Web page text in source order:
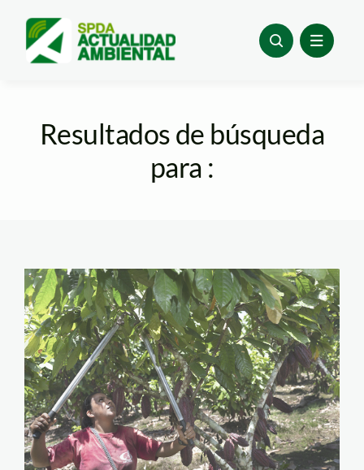
content
Resultados de búsqueda
para :
Defensores
Ambientales-SPDA-5